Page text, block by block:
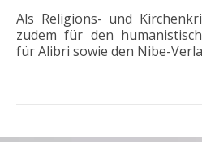
Als Religions- und
zudem für den
für Alibri sowie den Nibe-